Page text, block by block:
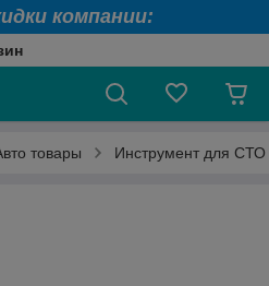
компании:
товары Инструмент для СТО